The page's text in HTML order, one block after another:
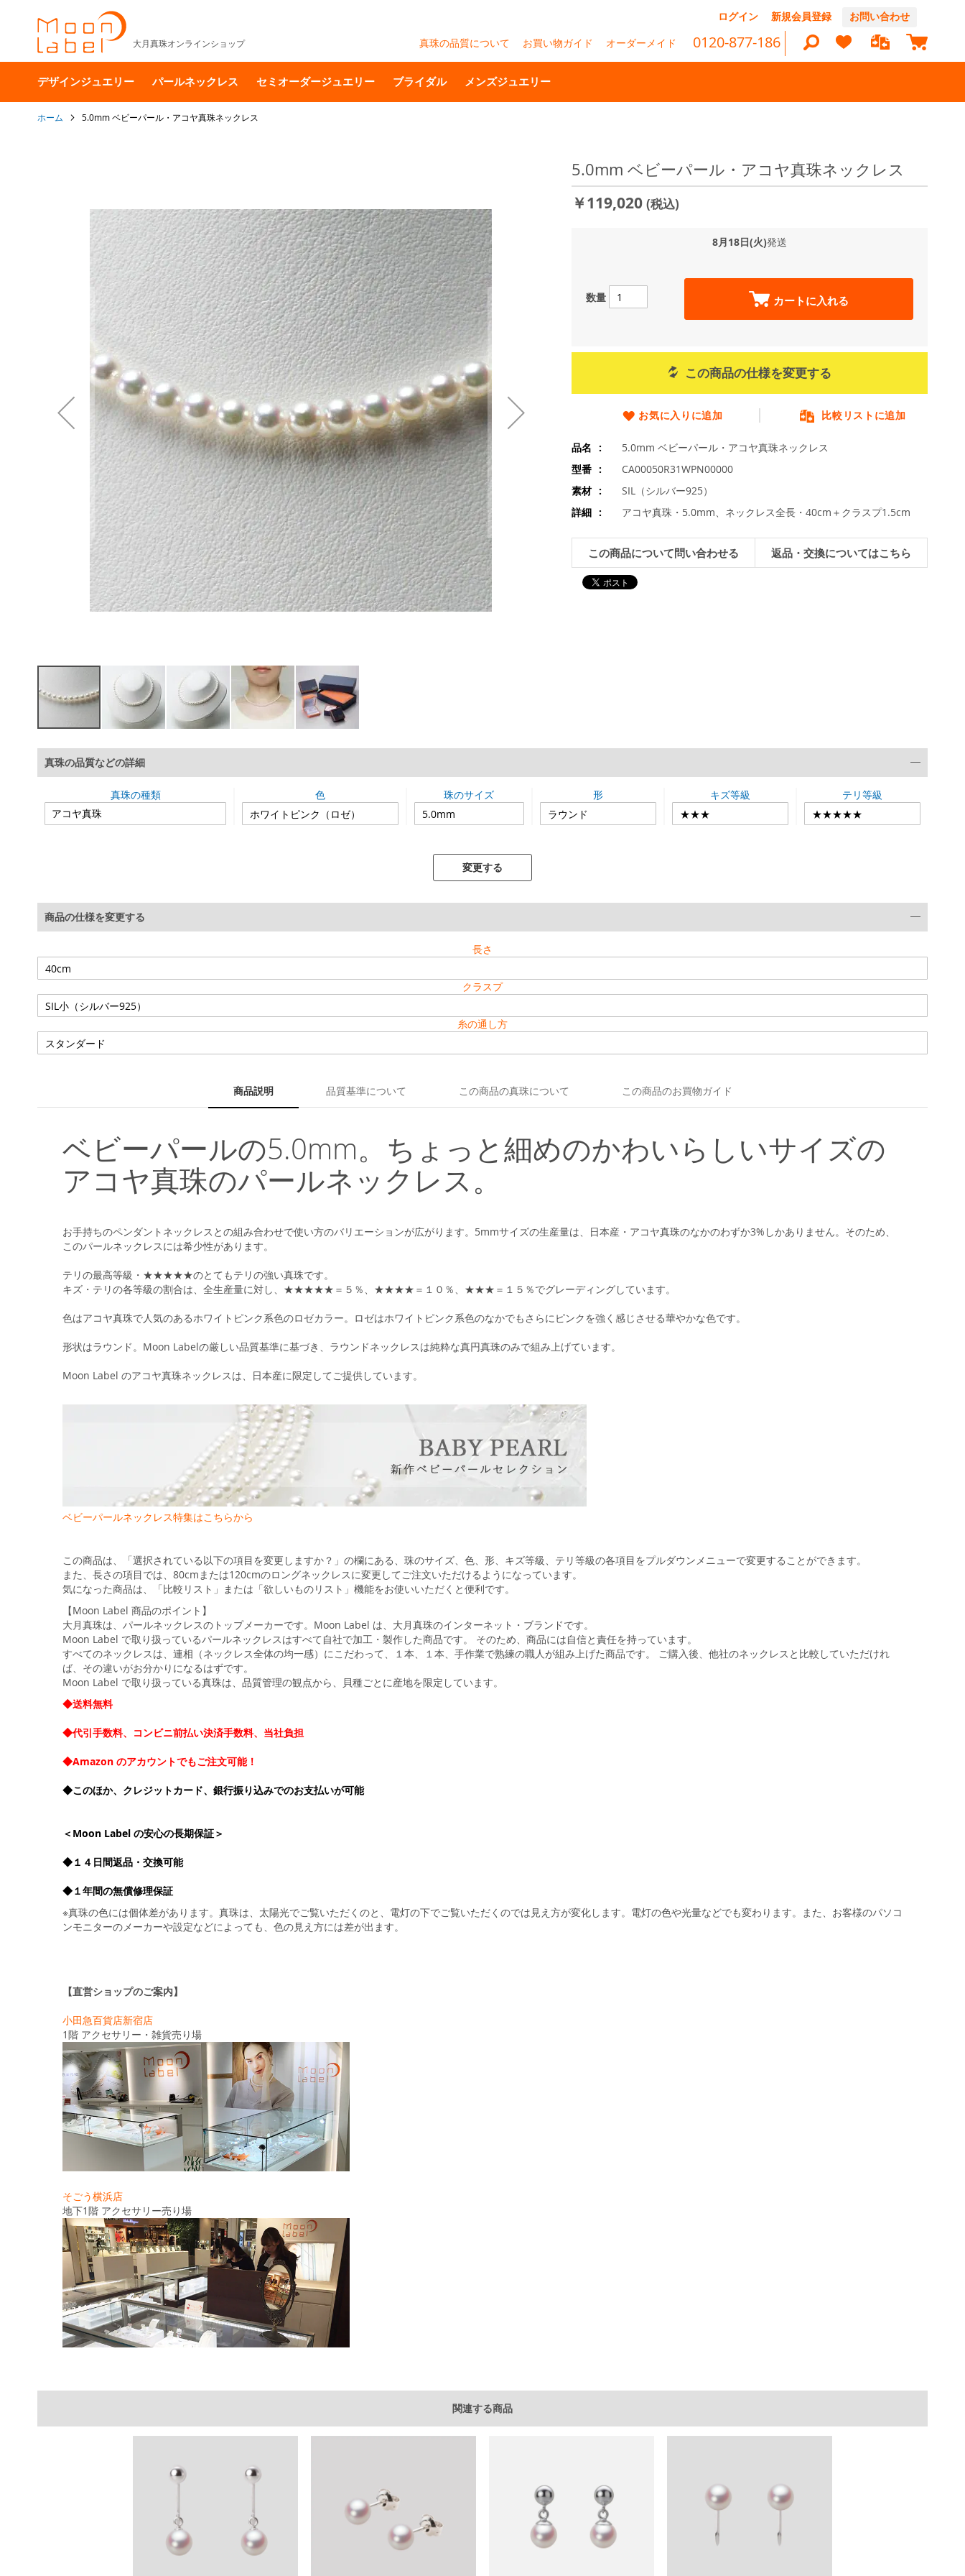
テ
ン
ツ
ログイン 新規会員登録 お問い合わせ
大月真珠オンラインショップ 真珠の品質について お買い物ガイド オーダーメイド 0120-877-186 マイカ
デザインジュエリー パールネックレス セミオーダージュエリー ブライダル メンズジュエリー
ホーム 5.0mm ベビーパール・アコヤ真珠ネックレス
メ
ー
ジ
ラ
移
る
5.0mm ベビーパール・アコヤ真珠ネックレス
￥119,020 (税込)
8月18日(火)発送
数量 カートに入れる
この商品の仕様を変更する
お気に入りに追加 比較リストに追加
品名
5.0mm ベビーパール・アコヤ真珠ネックレス
型番
CA00050R31WPN00000
素材
SIL（シルバー925）
詳細
アコヤ真珠・5.0mm、ネックレス全長・40cm＋クラスプ1.5cm
この商品について問い合わせる 返品・交換についてはこちら
真珠の品質などの詳細
真珠の種類 色 珠のサイズ 形 キズ等級 テリ等級
変更する
商品の仕様を変更する
長さ
クラスプ
糸の通し方
商品説明
ベビーパールの5.0mm。ちょっと細めのかわいらしいサイズの
アコヤ真珠のパールネックレス。
お手持ちのペンダントネックレスとの組み合わせで使い方のバリエーションが広がります。5mmサイズの生産量は、日本産・アコヤ真珠のなかのわずか3%しかありません。そのため、
このパールネックレスには希少性があります。
テリの最高等級・★★★★★のとてもテリの強い真珠です。
キズ・テリの各等級の割合は、全生産量に対し、★★★★★＝５％、★★★★＝１０％、★★★＝１５％でグレーディングしています。
色はアコヤ真珠で人気のあるホワイトピンク系色のロゼカラー。ロゼはホワイトピンク系色のなかでもさらにピンクを強く感じさせる華やかな色です。
形状はラウンド。Moon Labelの厳しい品質基準に基づき、ラウンドネックレスは純粋な真円真珠のみで組み上げています。
Moon Label のアコヤ真珠ネックレスは、日本産に限定してご提供しています。
ベビーパールネックレス特集はこちらから
この商品は、「選択されている以下の項目を変更しますか？」の欄にある、珠のサイズ、色、形、キズ等級、テリ等級の各項目をプルダウンメニューで変更することができます。
また、長さの項目では、80cmまたは120cmのロングネックレスに変更してご注文いただけるようになっています。
気になった商品は、「比較リスト」または「欲しいものリスト」機能をお使いいただくと便利です。
【Moon Label 商品のポイント】
大月真珠は、パールネックレスのトップメーカーです。Moon Label は、大月真珠のインターネット・ブランドです。
Moon Label で取り扱っているパールネックレスはすべて自社で加工・製作した商品です。 そのため、商品には自信と責任を持っています。
すべてのネックレスは、連相（ネックレス全体の均一感）にこだわって、１本、１本、手作業で熟練の職人が組み上げた商品です。 ご購入後、他社のネックレスと比較していただけれ
ば、その違いがお分かりになるはずです。
Moon Label で取り扱っている真珠は、品質管理の観点から、貝種ごとに産地を限定しています。
◆送料無料
◆代引手数料、コンビニ前払い決済手数料、当社負担
◆Amazon のアカウントでもご注文可能！
◆このほか、クレジットカード、銀行振り込みでのお支払いが可能
＜Moon Label の安心の長期保証＞
◆１４日間返品・交換可能
◆１年間の無償修理保証
※真珠の色には個体差があります。真珠は、太陽光でご覧いただくのと、電灯の下でご覧いただくのでは見え方が変化します。電灯の色や光量などでも変わります。また、お客様のパソコ
ンモニターのメーカーや設定などによっても、色の見え方には差が出ます。
【直営ショップのご案内】
小田急百貨店新宿店
1階 アクセサリー・雑貨売り場
そごう横浜店
地下1階 アクセサリー売り場
品質基準について この商品の真珠について この商品のお買物ガイド
関連する商品